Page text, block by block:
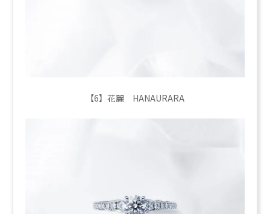
【6】花麗 HANAURARA